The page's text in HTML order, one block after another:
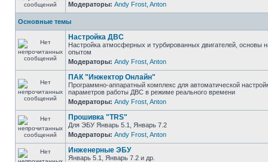
Модераторы: Andy Frost Anton
Основные темы
Настройка ДВС
Настройка атмосферных и турбированных двигателей, основы
опытом
Модераторы: Andy Frost Anton
ПАК "Инжектор Онлайн"
Программно-аппаратный комплекс для автоматической
параметров работы ДВС в режиме реального времени
Модераторы: Andy Frost Anton
Прошивка "TRS"
Для ЭБУ Январь 5.1, Январь 7.2
Модераторы: Andy Frost Anton
Инженерные ЭБУ
Январь 5.1, Январь 7.2 и др.